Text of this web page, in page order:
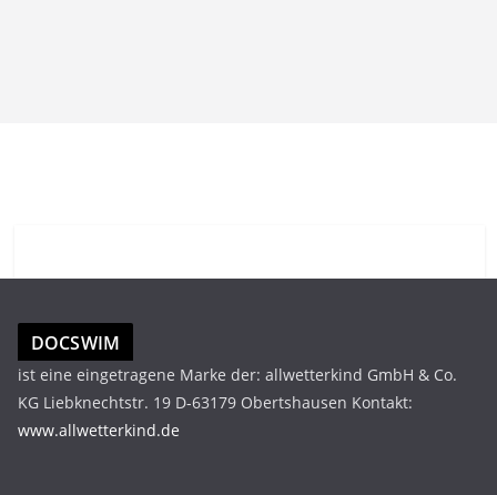
DOCSWIM
ist eine eingetragene Marke der: allwetterkind GmbH & Co.
KG Liebknechtstr. 19 D-63179 Obertshausen Kontakt:
www.allwetterkind.de